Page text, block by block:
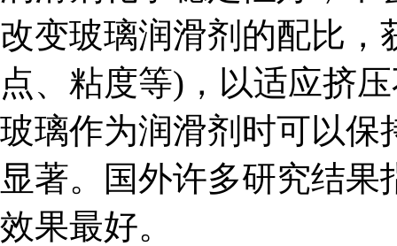
改变玻璃润滑剂的配比，
点、粘度等)，以适应挤
玻璃作为润滑剂时可以保
显著。国外许多研究结
效果最好。